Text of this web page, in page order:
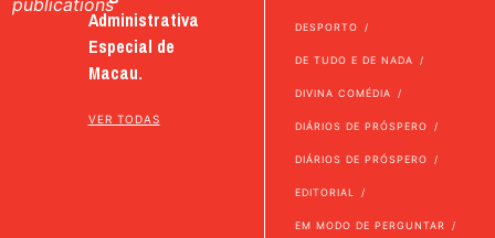
publications
Administrativa
Especial de
Macau.
VER TODAS
DESPORTO
DE TUDO E DE NADA
DIVINA COMÉDIA
DIÁRIOS DE PRÓSPERO
DIÁRIOS DE PRÓSPERO
EDITORIAL
EM MODO DE PERGUNTAR